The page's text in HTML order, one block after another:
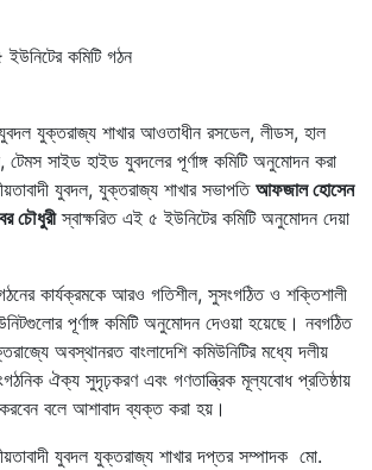
যুবদল যুক্তরাজ্য শাখার আওতাধীন রসডেল, লীডস, হাল
টেমস সাইড হাইড যুবদলের পূর্ণাঙ্গ কমিটি অনুমোদন করা
যুবদল, যুক্তরাজ্য শাখার সভাপতি আফজালহোসেন
চৌধুরীস্বাক্ষরিত এই ৫ ইউনিটের কমিটি অনুমোদন দেয়া
কার্যক্রমকে আরও গতিশীল, সুসংগঠিত ও শক্তিশালী
পূর্ণাঙ্গ কমিটি অনুমোদন দেওয়া হয়েছে। নবগঠিত
অবস্থানরত বাংলাদেশি কমিউনিটির মধ্যে দলীয়
ঐক্য সুদৃঢ়করণ এবং গণতান্ত্রিক মূল্যবোধ প্রতিষ্ঠায়
বলে আশাবাদ ব্যক্ত করা হয়।
যুবদল যুক্তরাজ্য শাখার দপ্তর সম্পাদক মো.